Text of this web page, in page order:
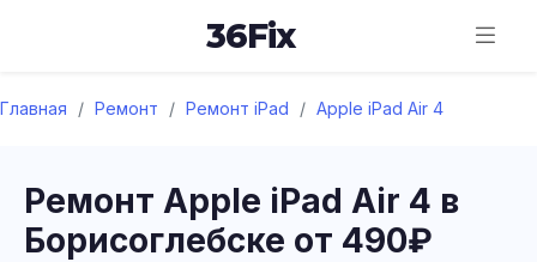
36Fix
Главная / Ремонт / Ремонт iPad / Apple iPad Air 4
Ремонт Apple iPad Air 4 в
Борисоглебске от 490₽